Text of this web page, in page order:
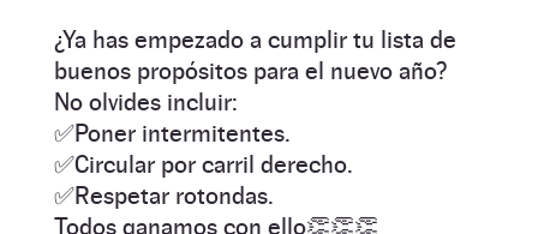
¿Ya has empezado a cumplir tu lista de
buenos propósitos para el nuevo año?
No olvides incluir:
✅Poner intermitentes.
✅Circular por carril derecho.
✅Respetar rotondas.
Todos ganamos con ello👏👏👏